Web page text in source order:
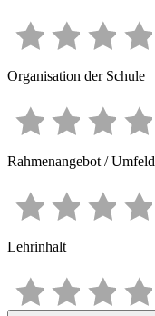
Organisation der Schule
Rahmenangebot / Umfeld
Lehrinhalt